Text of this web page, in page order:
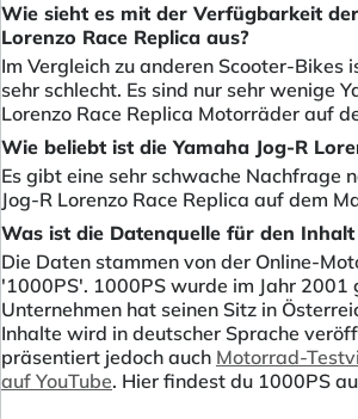
Wie sieht es mit der Verfügbarkeit
Lorenzo Race Replica aus?
Im Vergleich zu anderen Scooter-Bikes
sehr schlecht. Es sind nur sehr wenige
Lorenzo Race Replica Motorräder auf
Wie beliebt ist die Yamaha Jog-R
Es gibt eine sehr schwache Nachfrage
Jog-R Lorenzo Race Replica auf dem
Was ist die Datenquelle für den Inhalt
Die Daten stammen von der Online-
'1000PS'. 1000PS wurde im Jahr 2001
Unternehmen hat seinen Sitz in
Inhalte wird in deutscher Sprache
präsentiert jedoch auch Motorrad-
auf YouTube. Hier findest du 1000PS